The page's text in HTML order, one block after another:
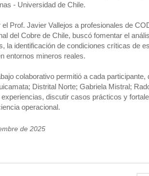
- Universidad de Chile.
el Prof. Javier Vallejos a profesionales de
del Cobre de Chile, buscó fomentar el
la identificación de condiciones críticas de
entornos mineros reales.
colaborativo permitió a cada
Distrital Norte; Gabriela Mistral;
discutir casos prácticos y
operacional.
de 2025